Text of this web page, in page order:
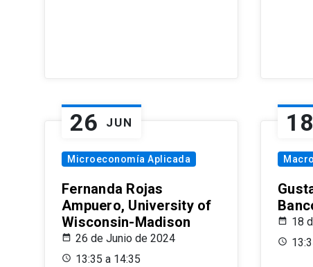
26 JUN
Microeconomía Aplicada
Fernanda Rojas
Ampuero, University of
Wisconsin-Madison
26 de Junio de 2024
13:35 a 14:35
18
18